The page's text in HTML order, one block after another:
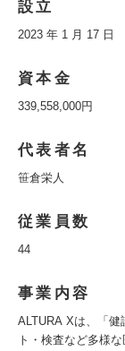
設立
2023 年 1 月 17 日
資本金
339,558,000円
代表者名
笹倉栄人
従業員数
44
事業内容
ALTURA Xは、「
ト・検査など多様